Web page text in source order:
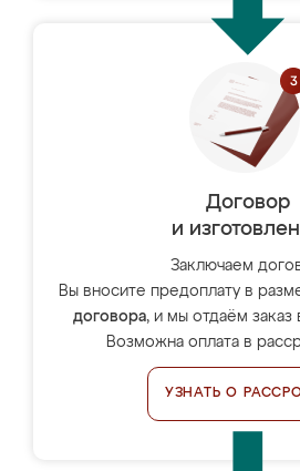
Договор
и
Заключаем
Вы вносите предоплату в
договора, и мы отдаём заказ
Возможна оплата в
УЗНАТЬ О